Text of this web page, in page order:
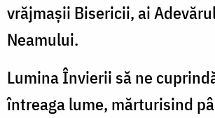
vrăjmașii Bisericii, ai
Neamului.
Lumina Învierii să ne
întreaga lume, mărturisind